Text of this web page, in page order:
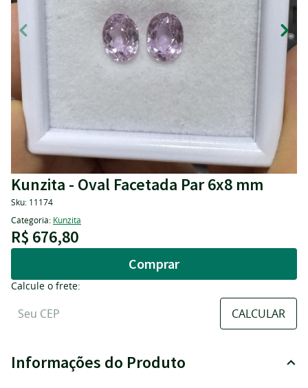
Kunzita - Oval Facetada Par 6x8 mm
Sku: 11174
Categoria: Kunzita
R$ 676,80
Comprar
Calcule o frete:
Informações do Produto